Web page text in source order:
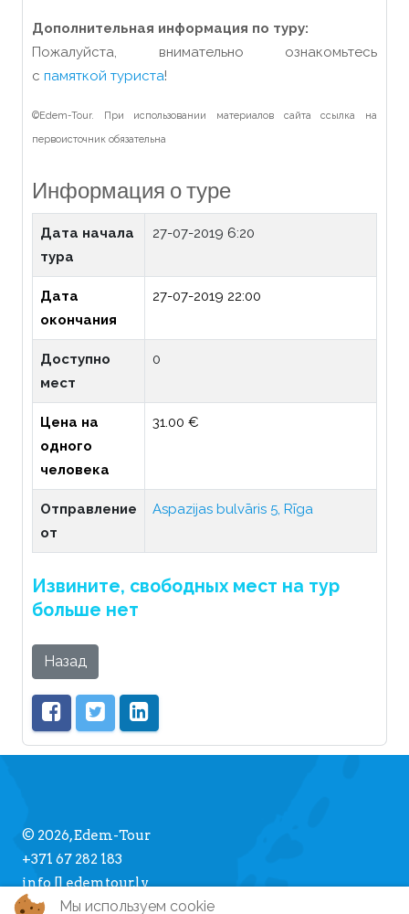
Дополнительная информация по туру:
Пожалуйста, внимательно ознакомьтесь
с памяткой туриста!
©Edem-Tour. При использовании материалов сайта ссылка на
первоисточник обязательна
Информация о туре
Дата начала
тура
27-07-2019 6:20
Дата
окончания
27-07-2019 22:00
Доступно
мест
0
Цена на
одного
человека
31.00 €
Отправление
от
Aspazijas bulvāris 5, Rīga
Извините, свободных мест на тур
больше нет
Назад
© 2026, Edem-Tour
+371 67 282 183
info [] edemtour.lv
Мы используем cookie